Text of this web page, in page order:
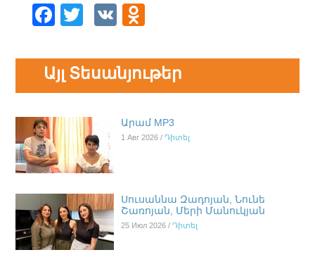
Facebook
Twitter
VK
Այլ Տեսանյութեր
Արամ MP3
1 Авг 2026 /Դիտել
Սուսաննա Զադոյան, Նունե
Շառոյան, Մերի Մանուկյան
25 Июл 2026 /Դիտել